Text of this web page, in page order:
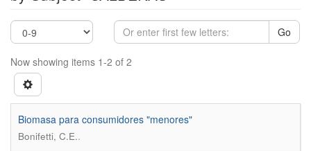
Go
Now showing items 1-2 of 2
Biomasa para consumidores "menores"
Bonifetti, C.E..